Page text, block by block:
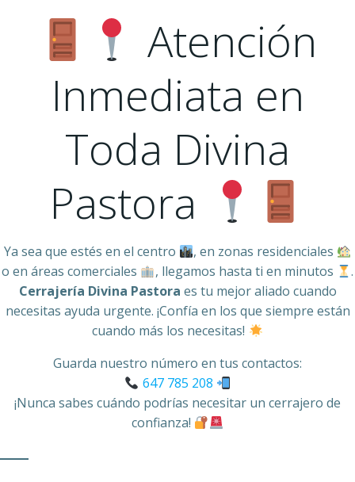
Atención
Inmediata en
Toda Divina
Pastora
Ya sea que estés en el centro
, en zonas residenciales
o en áreas comerciales
, llegamos hasta ti en minutos
.
Cerrajería Divina Pastora es tu mejor aliado cuando
necesitas ayuda urgente. ¡Confía en los que siempre están
cuando más los necesitas!
Guarda nuestro número en tus contactos:
647 785 208
¡Nunca sabes cuándo podrías necesitar un cerrajero de
confianza!